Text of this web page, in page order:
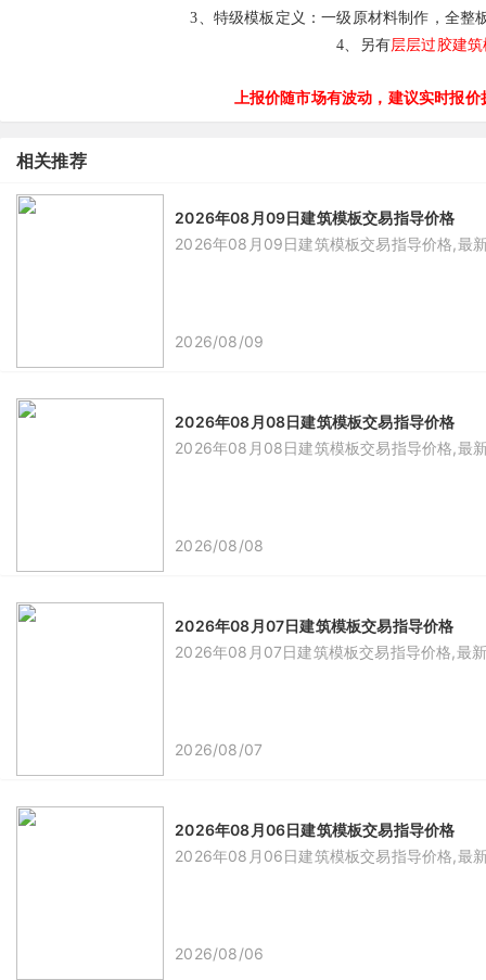
3、 特级模板定义：一级原材料制作，全整
4、另有层层过胶建
上报价随市场有波动，建议实时报
相关推荐
2026年08月09日建筑模板交易指导价格
2026年08月09日建筑模板交易指导价格,最
2026/08/09
2026年08月08日建筑模板交易指导价格
2026年08月08日建筑模板交易指导价格,最
2026/08/08
2026年08月07日建筑模板交易指导价格
2026年08月07日建筑模板交易指导价格,最
2026/08/07
2026年08月06日建筑模板交易指导价格
2026年08月06日建筑模板交易指导价格,最
2026/08/06